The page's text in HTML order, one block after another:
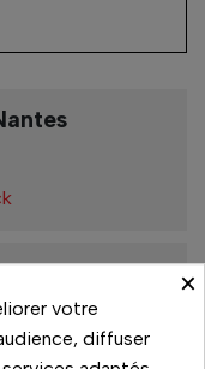
×
votre
diffuser